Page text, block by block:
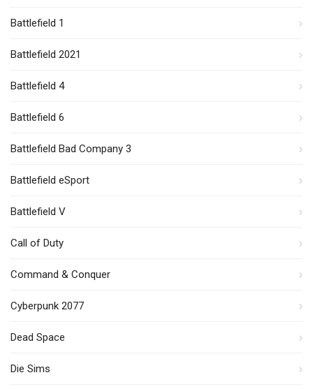
Battlefield 1
Battlefield 2021
Battlefield 4
Battlefield 6
Battlefield Bad Company 3
Battlefield eSport
Battlefield V
Call of Duty
Command & Conquer
Cyberpunk 2077
Dead Space
Die Sims